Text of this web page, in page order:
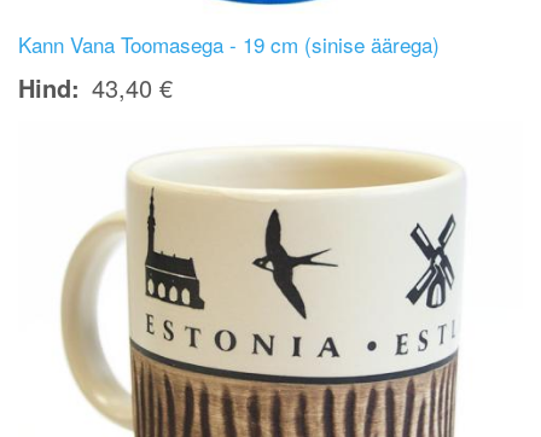
Kann Vana Toomasega - 19 cm (sinise äärega)
Hind 43,40 €